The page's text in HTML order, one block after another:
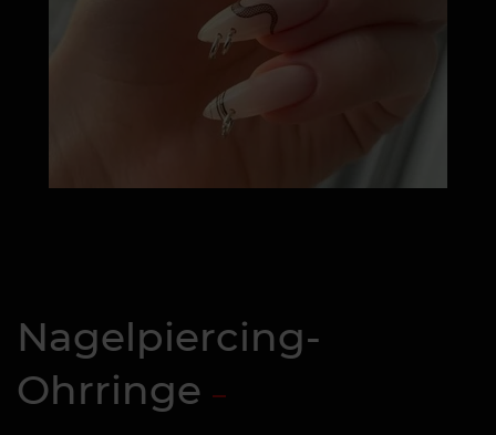
Nagelpiercing-
Ohrringe